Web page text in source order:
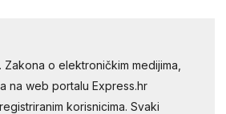
o elektroničkim medijima,
na web portalu Express.hr
korisnicima. Svaki